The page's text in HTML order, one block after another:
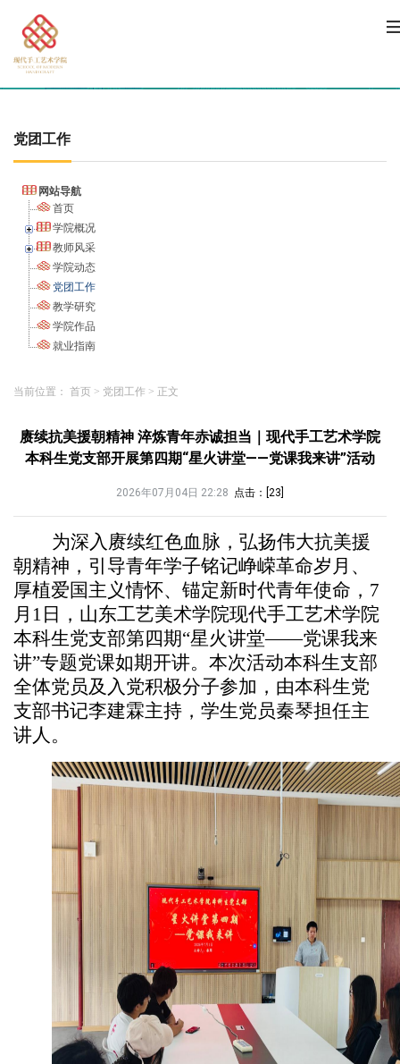
党团工作
网站导航
首页
学院概况
教师风采
学院动态
党团工作
教学研究
学院作品
就业指南
当前位置： 首页 > 党团工作 > 正文
赓续抗美援朝精神 淬炼青年赤诚担当｜现代手工艺术学院
本科生党支部开展第四期“星火讲堂——党课我来讲”活动
2026年07月04日 22:28 点击：[ 23
为深入赓续红色血脉，弘扬伟大抗美援
朝精神，引导青年学子铭记峥嵘革命岁月、
厚植爱国主义情怀、锚定新时代青年使命，7
月1日，山东工艺美术学院现代手工艺术学院
本科生党支部第四期“星火讲堂——党课我来
讲”专题党课如期开讲。本次活动本科生支部
全体党员及入党积极分子参加，由本科生党
支部书记李建霖主持，学生党员秦琴担任主
讲人。